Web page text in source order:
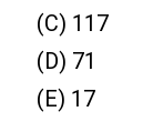
(C) 117
(D) 71
(E) 17